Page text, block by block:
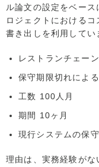
ル論文の設定をベー
ロジェクトにおける
書き出しを利用してい
レストランチェー
保守期限切れによ
工数 100人月
期間 10ヶ月
現行システムの保
理由は、実務経験が